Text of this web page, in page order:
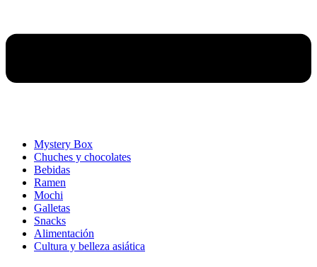
Mystery Box
Chuches y chocolates
Bebidas
Ramen
Mochi
Galletas
Snacks
Alimentación
Cultura y belleza asiática